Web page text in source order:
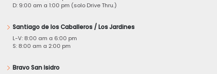
D: 9:00 am a 1:00 pm (solo Drive Thru.)
Santiago de los Caballeros / Los Jardines
L-V: 8:00 am a 6:00 pm
S: 8:00 am a 2:00 pm
Bravo San Isidro